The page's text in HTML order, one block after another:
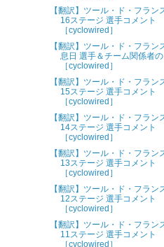
【翻訳】ツール・ド・フラン
16ステージ 選手コメント
［cyclowired］
【翻訳】ツール・ド・フラン
息日 選手＆チーム関係者の
［cyclowired］
【翻訳】ツール・ド・フラン
15ステージ 選手コメント
［cyclowired］
【翻訳】ツール・ド・フラン
14ステージ 選手コメント
［cyclowired］
【翻訳】ツール・ド・フラン
13ステージ 選手コメント
［cyclowired］
【翻訳】ツール・ド・フラン
12ステージ 選手コメント
［cyclowired］
【翻訳】ツール・ド・フラン
11ステージ 選手コメント
［cyclowired］